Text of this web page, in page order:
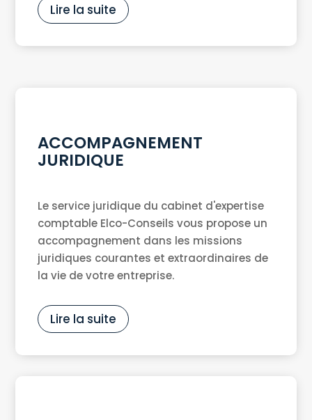
Lire la suite
ACCOMPAGNEMENT
JURIDIQUE
Le service juridique du cabinet d'expertise
comptable Elco-Conseils vous propose un
accompagnement dans les missions
juridiques courantes et extraordinaires de
la vie de votre entreprise.
Lire la suite